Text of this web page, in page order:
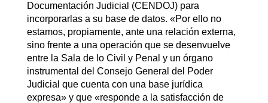
Documentación Judicial (CENDOJ) para
incorporarlas a su base de datos. «Por ello no
estamos, propiamente, ante una relación externa,
sino frente a una operación que se desenvuelve
entre la Sala de lo Civil y Penal y un órgano
instrumental del Consejo General del Poder
Judicial que cuenta con una base jurídica
expresa» y que «responde a la satisfacción de